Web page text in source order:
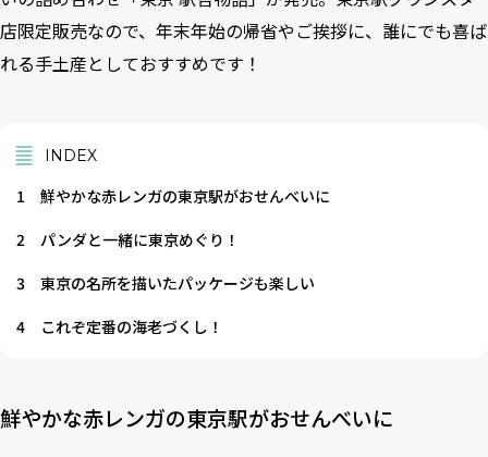
店限定販売なので、年末年始の帰省やご挨拶に、誰にでも喜ば
れる手土産としておすすめです！
INDEX
1
鮮やかな赤レンガの東京駅がおせんべいに
2
パンダと一緒に東京めぐり！
3
東京の名所を描いたパッケージも楽しい
4
これぞ定番の海老づくし！
鮮やかな赤レンガの東京駅がおせんべいに